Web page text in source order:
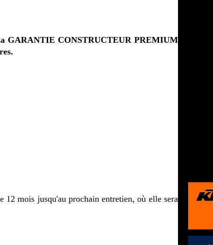
GARANTIE CONSTRUCTEUR PREMIUM
mois jusqu'au prochain entretien, où elle sera